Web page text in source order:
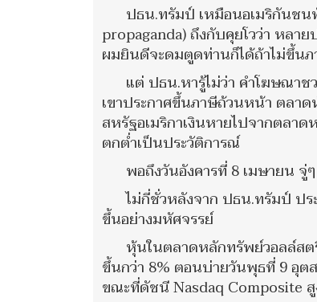
ปธน.ทรัมป์ เหมือนอเมริกันชน
propaganda) ถึงกับคุยโวว่า หลา
ผมยินดีจะดมตูดท่านก็ได้ถ้าไม่ขึ้นภ
แต่ ปธน.หารู้ไม่ว่า คำโฆษณาช
เขาประกาศขึ้นภาษีถ้วนหน้า ตลา
สหรัฐอเมริกาเงินหายไปจากตล
ตกต่ำเป็นประวัติการณ์
พอถึงวันอังคารที่ 8 เมษายน จู่
ไม่กี่ชั่วหลังจาก ปธน.ทรัมป์ ป
ขึ้นอย่างมหัศจรรย์
หุ้นในตลาดหลักทรัพย์วอลล์ส
ขึ้นกว่า 8% ตอนบ่ายวันพุธที่ 9 อุต
ขณะที่ดัชนี Nasdaq Composite